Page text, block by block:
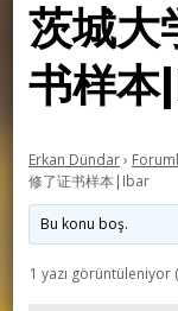
茨城大
书样
Erkan Dündar›
修了证书样本|Ibar
Bu konu boş.
1 yazı görüntüleniyor